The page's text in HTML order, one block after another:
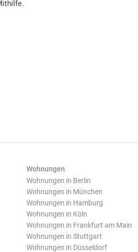
Wohnungen
Wohnungen in Berlin
Wohnungen in München
Wohnungen in Hamburg
Wohnungen in Köln
Wohnungen in Frankfurt am Main
Wohnungen in Stuttgart
Wohnungen in Düsseldorf